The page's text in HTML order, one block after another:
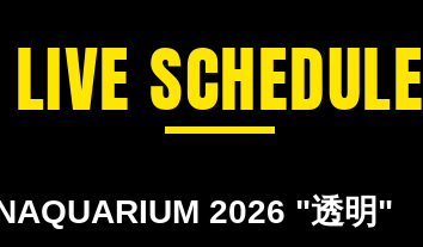
LIVE SCHEDULE
2026 "透明"